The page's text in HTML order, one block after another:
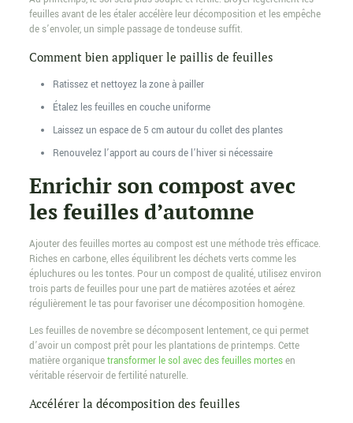
feuilles avant de les étaler accélère leur décomposition et les empêche
de s’envoler, un simple passage de tondeuse suffit.
Comment bien appliquer le paillis de feuilles
Ratissez et nettoyez la zone à pailler
Étalez les feuilles en couche uniforme
Laissez un espace de 5 cm autour du collet des plantes
Renouvelez l’apport au cours de l’hiver si nécessaire
Enrichir son compost avec
les feuilles d’automne
Ajouter des feuilles mortes au compost est une méthode très efficace.
Riches en carbone, elles équilibrent les déchets verts comme les
épluchures ou les tontes. Pour un compost de qualité, utilisez environ
trois parts de feuilles pour une part de matières azotées et aérez
régulièrement le tas pour favoriser une décomposition homogène.
Les feuilles de novembre se décomposent lentement, ce qui permet
d’avoir un compost prêt pour les plantations de printemps. Cette
matière organiquetransformer le sol avec des feuilles mortesen
véritable réservoir de fertilité naturelle.
Accélérer la décomposition des feuilles